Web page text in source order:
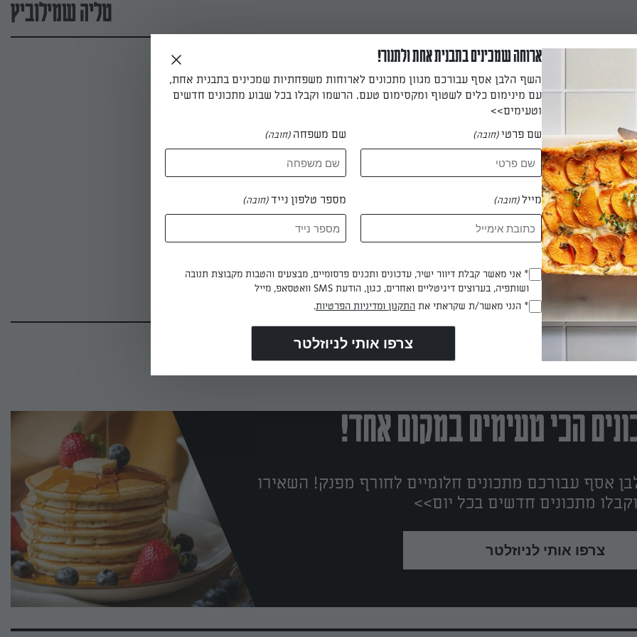
טליה שמילוביץ
כקינוח לפסח ולחולי צליאק
טליה שמילוביץ
הכי טעימים במקום אחד!
אסף עבורכם מתכונים חלומיים לחורף מפנק! השאירו
מתכונים חדשים בכל יום>>
צרפו אותי לניוזלטר
ארוחה שמכינים בתבנית אחת ולתנור!
השף הלבן אסף עבורכם מגוון מתכונים לארוחות משפחתיות שמכינים בתבנית אחת,
עם מינימום כלים לשטוף ומקסימום טעם. הרשמו וקבלו בכל שבוע מתכונים חדשים
וטעימים>>
שם פרטי(חובה) שם משפחה (חובה)
מייל(חובה) מספר טלפון נייד(חובה)
(חובה)
* אני מאשר קבלת דיוור ישיר, עדכונים ותכנים פרסומיים, מבצעים והטבות מקבוצת תנובה
ושותפיה, בערוצים דיגיטליים ואחרים, כגון, הודעת SMS וואטסאפ, מייל
(חובה)
* הנני מאשר/ת שקראתי את התקנון ומדיניות הפרטיות.